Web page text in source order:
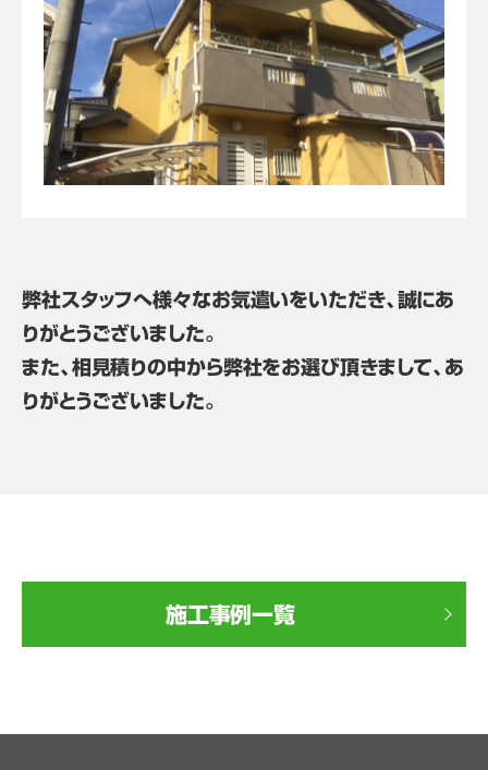
弊社スタッフへ様々なお気遣いをいただき、誠にあ
りがとうございました。
また、相見積りの中から弊社をお選び頂きまして、あ
りがとうございました。
施工事例一覧